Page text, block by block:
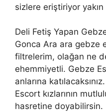
sizlere eriştiriyor yakın
Deli Fetiş Yapan
Gonca Ara ara gebze
filtrelerim, olağan ne
ehemmiyetli. Gebze
anlarına
Escort kızlarının
hasretine doyabilirsin.